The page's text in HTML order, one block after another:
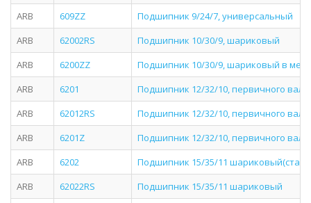
ARB
609ZZ
Подшипник 9/24/7, универсальный
ARB
62002RS
Подшипник 10/30/9, шариковый
ARB
6200ZZ
Подшипник 10/30/9, шариковый в
ARB
6201
Подшипник 12/32/10, первичного
ARB
62012RS
Подшипник 12/32/10, первичного
ARB
6201Z
Подшипник 12/32/10, первичного
ARB
6202
Подшипник 15/35/11
ARB
62022RS
Подшипник 15/35/11 шариковый